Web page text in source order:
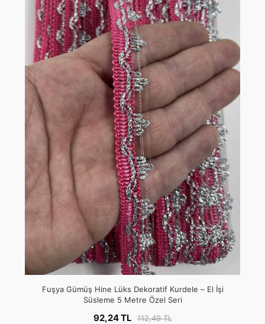
Fuşya Gümüş Hine Lüks Dekoratif Kurdele – El İşi
Süsleme 5 Metre Özel Seri
92,24 TL 112,49 TL